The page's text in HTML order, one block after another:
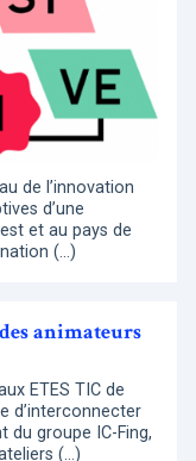
de l’innovation
d’une
et au pays de
(…)
animateurs
ETES TIC de
d’interconnecter
du groupe IC-Fing,
(…)